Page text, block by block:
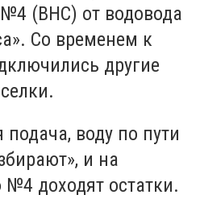
(ВНС) от водовода
Со временем к
другие
подача, воду по пути
и на
доходят остатки.